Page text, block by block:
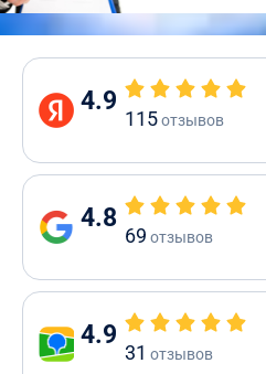
4.9
115отзывов
4.8
69 отзывов
4.9
31 отзывов